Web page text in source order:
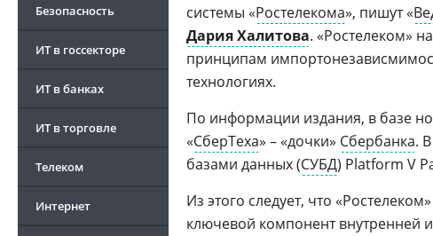
Безопасность
ИТ в госсекторе
ИТ в банках
ИТ в торговле
Телеком
Интернет
системы «Ростелекома», пишут «
Дария Халитова. «Ростелеком»
принципам
технологиях.
По информации издания, в базе
«СберТеха» – «дочки» Сбербанка.
базами данных (СУБД) Platform V
Из этого следует, что
ключевой компонент внутренней